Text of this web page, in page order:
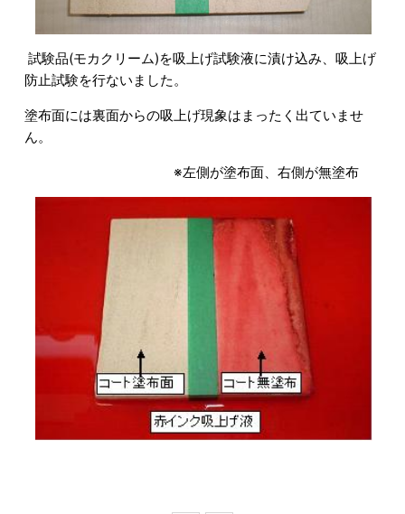
試験品(モカクリーム)を吸上げ試験液に漬け込み、吸上げ
防止試験を行ないました。
塗布面には裏面からの吸上げ現象はまったく出ていませ
ん。
※左側が塗布面、右側が無塗布